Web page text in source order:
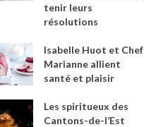
tenir leurs
résolutions
Isabelle Huot et Chef
Marianne allient
santé et plaisir
Les spiritueux des
Cantons-de-l’Est